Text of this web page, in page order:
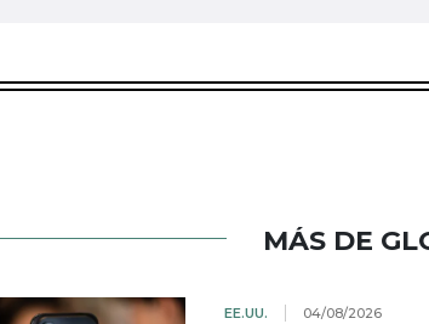
MÁS DE
EE.UU. 04/08/2026